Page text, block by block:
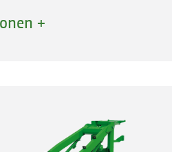
+